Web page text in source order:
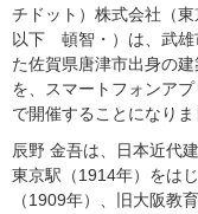
チドット）株式会社（
以下 頓智・）は、武雄
た佐賀県唐津市出身の
を、スマートフォンア
で開催することになりま
辰野 金吾は、日本近代
東京駅（1914年）をは
（1909年）、旧大阪教